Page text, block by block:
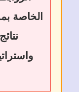
الخاصة
نتائج